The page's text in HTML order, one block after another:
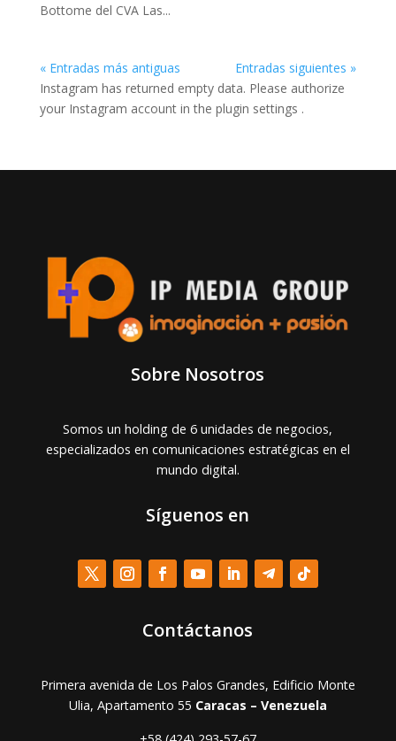
Bottome del CVA Las...
« Entradas más antiguas
Entradas siguientes »
Instagram has returned empty data. Please authorize
your Instagram account in the plugin settings .
Sobre Nosotros
Somos un holding de 6 unidades de negocios,
especializados en comunicaciones estratégicas en el
mundo digital.
Síguenos en
Contáctanos
Primera avenida de Los Palos Grandes, Edificio Monte
Ulia, Apartamento 55 Caracas – Venezuela